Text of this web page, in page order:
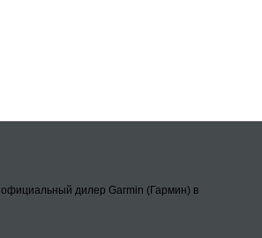
официальный дилер Garmin (Гармин) в